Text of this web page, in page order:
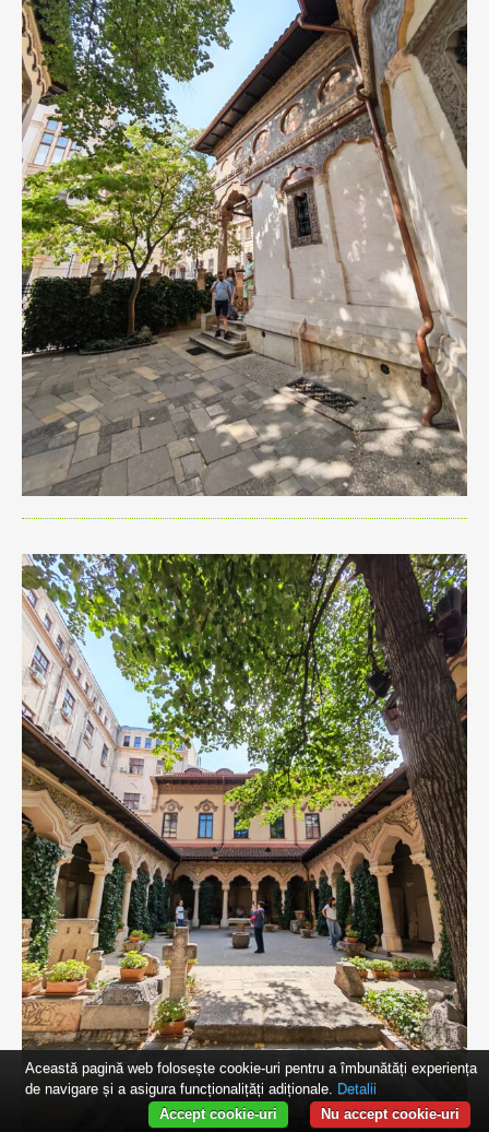
Această pagină web folosește cookie-uri pentru a îmbunătăți experiența
de navigare și a asigura funcționalițăți adiționale. Detalii
Nu accept cookie-uri
Accept cookie-uri